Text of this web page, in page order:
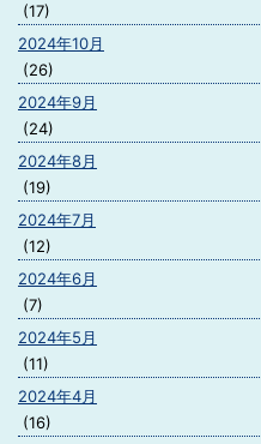
(17)
2024年10月
(26)
2024年9月
(24)
2024年8月
(19)
2024年7月
(12)
2024年6月
(7)
2024年5月
(11)
2024年4月
(16)